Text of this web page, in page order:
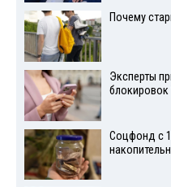
Почему
Эксперты
блокировок
Соцфонд с 1